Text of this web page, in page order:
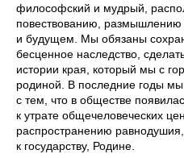
философский и мудрый,
повествованию,
и будущем. Мы обязаны
бесценное наследство,
истории края, который мы с
родиной. В последние годы мы
с тем, что в обществе
к утрате общечеловеческих
распространению
к государству, Родине.